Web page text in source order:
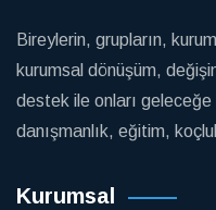
Bireylerin, grupların,
kurumsal dönüşüm,
destek ile onları geleceğe
danışmanlık, eğitim,
Kurumsal